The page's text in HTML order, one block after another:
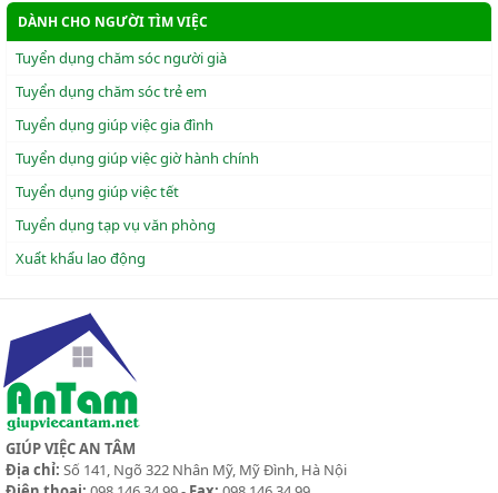
DÀNH CHO NGƯỜI TÌM VIỆC
Tuyển dụng chăm sóc người già
Tuyển dụng chăm sóc trẻ em
Tuyển dụng giúp việc gia đình
Tuyển dụng giúp việc giờ hành chính
Tuyển dụng giúp việc tết
Tuyển dụng tạp vụ văn phòng
Xuẩt khẩu lao động
GIÚP VIỆC AN TÂM
Địa chỉ: Số 141, Ngõ 322 Nhân Mỹ, Mỹ Đình, Hà Nội